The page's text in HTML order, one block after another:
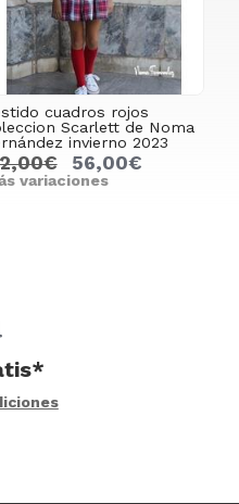
cuadros rojos
Scarlett de Noma
invierno 2023
56,00€
variaciones